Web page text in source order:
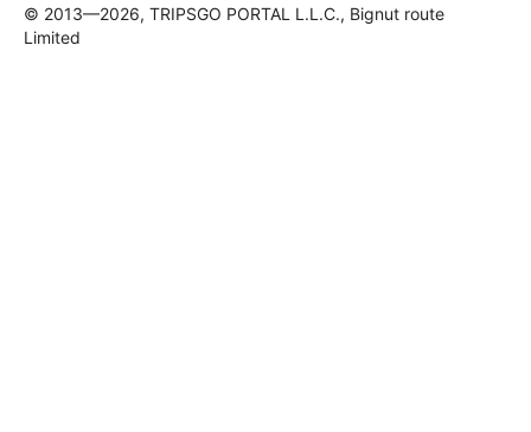
© 2013—2026, TRIPSGO PORTAL L.L.C., Bignut route
Limited